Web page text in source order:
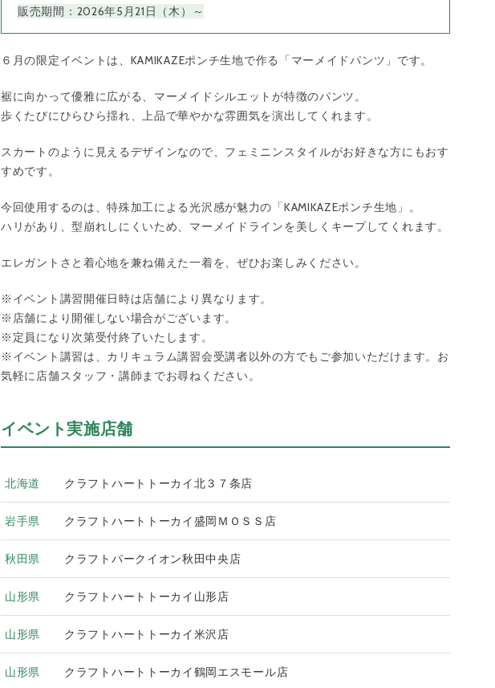
販売期間：2026年5月21日（木）～
６月の限定イベントは、KAMIKAZEポンチ生地で作る「マーメイドパンツ」です。
裾に向かって優雅に広がる、マーメイドシルエットが特徴のパンツ。
歩くたびにひらひら揺れ、上品で華やかな雰囲気を演出してくれます。
スカートのように見えるデザインなので、フェミニンスタイルがお好きな方にもおす
すめです。
今回使用するのは、特殊加工による光沢感が魅力の「KAMIKAZEポンチ生地」。
ハリがあり、型崩れしにくいため、マーメイドラインを美しくキープしてくれます。
エレガントさと着心地を兼ね備えた一着を、ぜひお楽しみください。
※イベント講習開催日時は店舗により異なります。
※店舗により開催しない場合がございます。
※定員になり次第受付終了いたします。
※イベント講習は、カリキュラム講習会受講者以外の方でもご参加いただけます。お
気軽に店舗スタッフ・講師までお尋ねください。
イベント実施店舗
北海道 クラフトハートトーカイ北３７条店
岩手県 クラフトハートトーカイ盛岡ＭＯＳＳ店
秋田県 クラフトパークイオン秋田中央店
山形県 クラフトハートトーカイ山形店
山形県 クラフトハートトーカイ米沢店
山形県 クラフトハートトーカイ鶴岡エスモール店